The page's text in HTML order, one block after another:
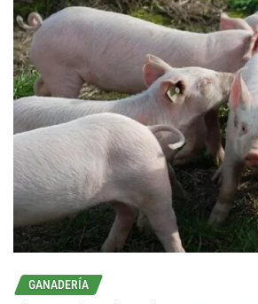
GANADERÍA